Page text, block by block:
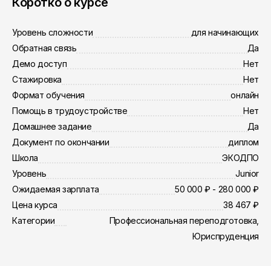
Уровень сложности
для начинающих
Обратная связь
Да
Демо доступ
Нет
Стажировка
Нет
Формат обучения
онлайн
Помощь в трудоустройстве
Нет
Домашнее задание
Да
Документ по окончании
диплом
Школа
ЭКОДПО
Уровень
Junior
Ожидаемая зарплата
50 000 ₽ - 280 000 ₽
Цена курса
38 467 ₽
Категории
Профессиональная переподготовка,
Юриспруденция